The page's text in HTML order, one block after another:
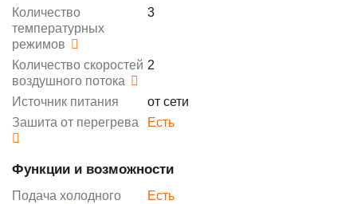
Количество
температурных
режимов
3
Количество скоростей
воздушного потока
2
Источник питания
от сети
Зашита от перегрева
Есть
Функции и возможности
Подача холодного
Есть